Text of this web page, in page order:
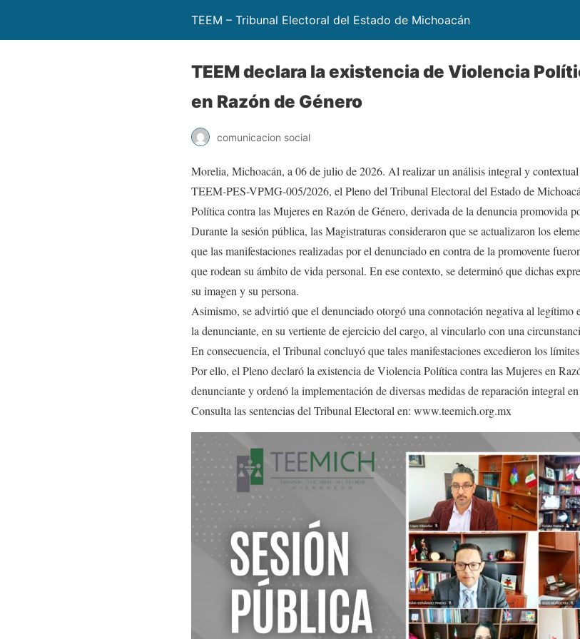
TEEM – Tribunal Electoral del Estado de Michoacán
TEEM declara la existencia de Violencia
en Razón de Género
comunicacion social
Morelia, Michoacán, a 06 de julio de 2026. Al realizar un análisis integral y
TEEM-PES-VPMG-005/2026, el Pleno del Tribunal Electoral del Estado de
Política contra las Mujeres en Razón de Género, derivada de la denuncia promovida
Durante la sesión pública, las Magistraturas consideraron que se actualizaron los
que las manifestaciones realizadas por el denunciado en contra de la promovente
que rodean su ámbito de vida personal. En ese contexto, se determinó que dichas
su imagen y su persona.
Asimismo, se advirtió que el denunciado otorgó una connotación negativa al
la denunciante, en su vertiente de ejercicio del cargo, al vincularlo con una
En consecuencia, el Tribunal concluyó que tales manifestaciones excedieron los
Por ello, el Pleno declaró la existencia de Violencia Política contra las Mujeres en
denunciante y ordenó la implementación de diversas medidas de reparación integral
Consulta las sentencias del Tribunal Electoral en: www.teemich.org.mx